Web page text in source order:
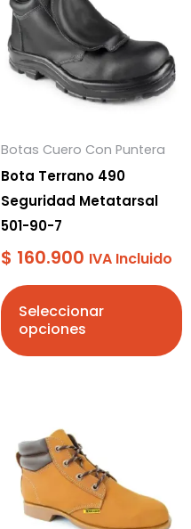
Botas Cuero Con Puntera
Bota Terrano 490
Seguridad Metatarsal
501-90-7
$ 160.900 IVA Incluido
Seleccionar
opciones
tiene
múltiples
variantes.
pueden
elegir
en
la
página
de
producto
producto
tiene
múltiples
variantes.